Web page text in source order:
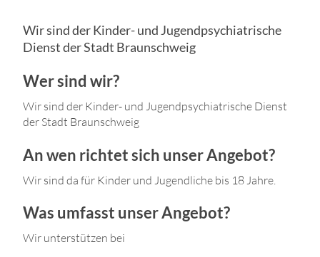
Wir sind der Kinder- und Jugendpsychiatrische
Dienst der Stadt Braunschweig
Wer sind wir?
Wir sind der Kinder- und Jugendpsychiatrische Dienst
der Stadt Braunschweig
An wen richtet sich unser Angebot?
Wir sind da für Kinder und Jugendliche bis 18 Jahre.
Was umfasst unser Angebot?
Wir unterstützen bei